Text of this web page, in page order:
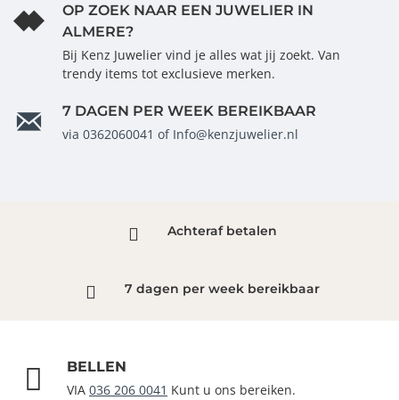
OP ZOEK NAAR EEN JUWELIER IN
ALMERE?
Bij Kenz Juwelier vind je alles wat jij zoekt. Van
trendy items tot exclusieve merken.
7 DAGEN PER WEEK BEREIKBAAR
via 0362060041 of Info@kenzjuwelier.nl
Achteraf betalen
7 dagen per week bereikbaar
BELLEN
VIA 036 206 0041 Kunt u ons bereiken.